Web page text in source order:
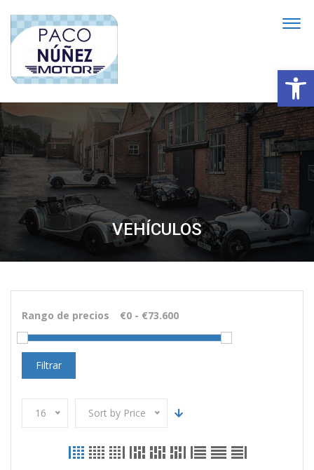
VEHÍCULOS
Rango de precios
Filtrar
16 Sort by Price